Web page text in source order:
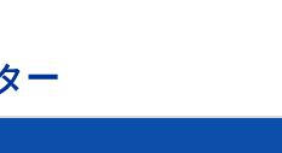
ー